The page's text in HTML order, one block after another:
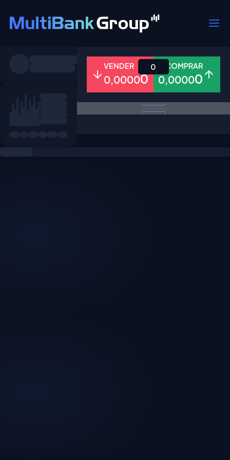
Todos Forex Metais Ações
VENDER
0,00000
COMPRAR
0,00000
0